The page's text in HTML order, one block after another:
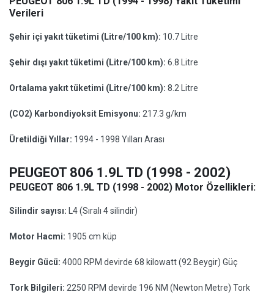
Verileri
Şehir içi yakıt tüketimi (Litre/100 km): 10.7 Litre
Şehir dışı yakıt tüketimi (Litre/100 km): 6.8 Litre
Ortalama yakıt tüketimi (Litre/100 km): 8.2 Litre
(CO2) Karbondiyoksit Emisyonu: 217.3 g/km
Üretildiği Yıllar: 1994 - 1998 Yılları Arası
PEUGEOT 806 1.9L TD (1998 - 2002)
PEUGEOT 806 1.9L TD (1998 - 2002) Motor Özellikleri:
Silindir sayısı: L4 (Sıralı 4 silindir)
Motor Hacmi: 1905 cm küp
Beygir Gücü: 4000 RPM devirde 68 kilowatt (92 Beygir) Güç
Tork Bilgileri: 2250 RPM devirde 196 NM (Newton Metre) Tork